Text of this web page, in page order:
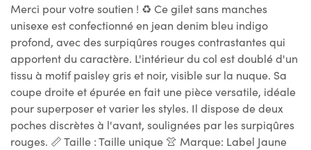
Merci pour votre soutien ! ♻ Ce gilet sans manches
unisexe est confectionné en jean denim bleu indigo
profond, avec des surpiqûres rouges contrastantes qui
apportent du caractère. L'intérieur du col est doublé d'un
tissu à motif paisley gris et noir, visible sur la nuque. Sa
coupe droite et épurée en fait une pièce versatile, idéale
pour superposer et varier les styles. Il dispose de deux
poches discrètes à l'avant, soulignées par les surpiqûres
rouges. 📏 Taille : Taille unique 👚 Marque: Label Jaune